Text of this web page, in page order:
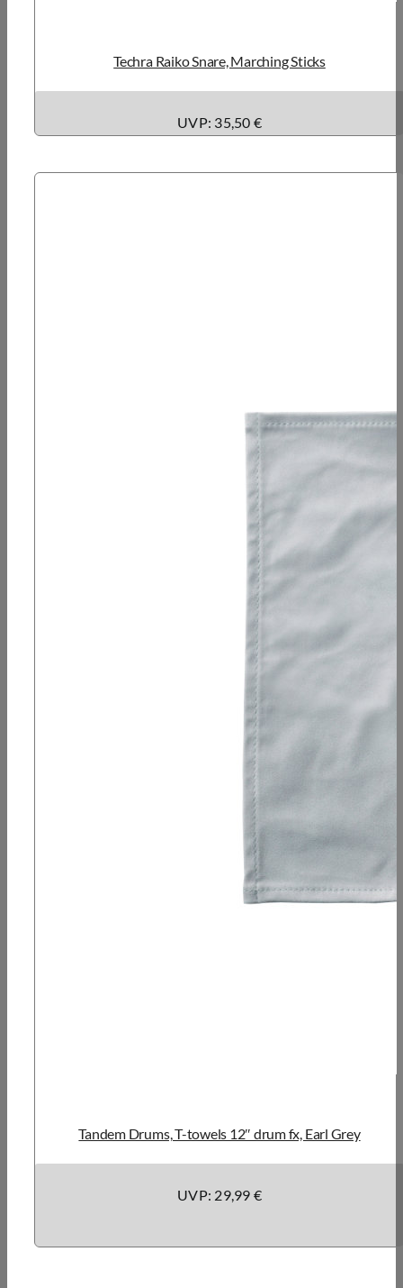
Techra Raiko Snare, Marching Sticks
UVP: 35,50 €
Tandem Drums, T-towels 12″ drum fx, Earl Grey
UVP: 29,99 €